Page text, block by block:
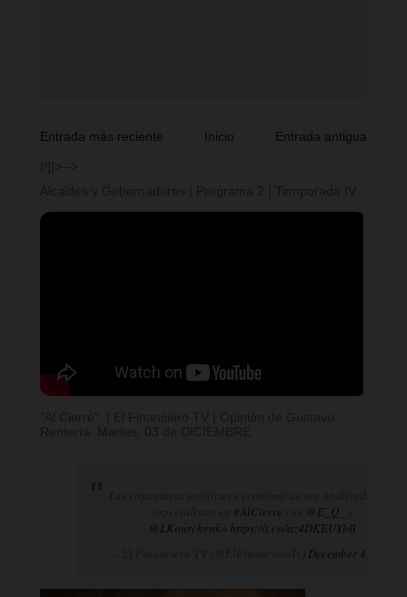
Entrada más reciente Entrada antigua
Inicio
#AlCierre @E_Q_
@LKourchenko https://t.co/az4DKEUYbB
December 4, 2024